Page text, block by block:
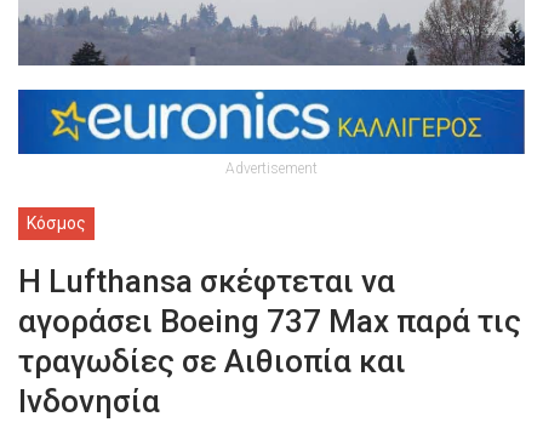
Advertisement
Κόσμος
H Lufthansa σκέφτεται να
αγοράσει Boeing 737 Max παρά τις
τραγωδίες σε Αιθιοπία και
Ινδονησία